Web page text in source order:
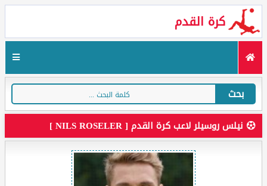
كرة القدم
بحث
نيلس روسيلر لاعب كرة القدم [ NILS ROSELER ]